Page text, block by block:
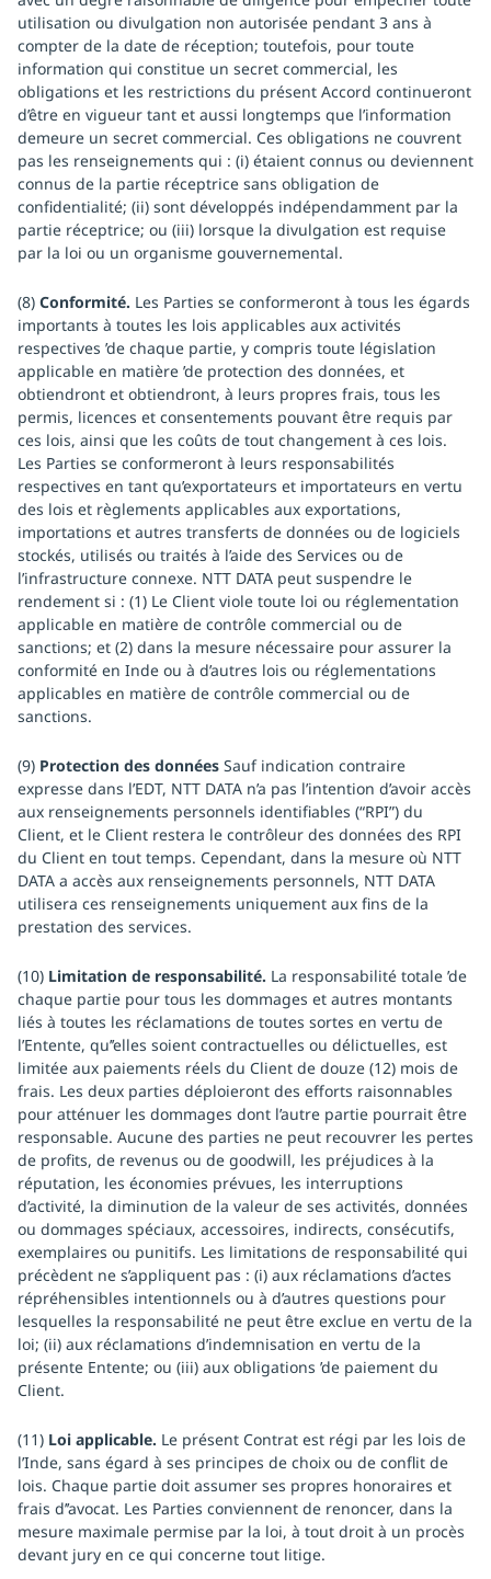
utilisation ou divulgation non autorisée pendant 3 ans à
compter de la date de réception; toutefois, pour toute
information qui constitue un secret commercial, les
obligations et les restrictions du présent Accord continueront
d’être en vigueur tant et aussi longtemps que l’information
demeure un secret commercial. Ces obligations ne couvrent
pas les renseignements qui : (i) étaient connus ou deviennent
connus de la partie réceptrice sans obligation de
confidentialité; (ii) sont développés indépendamment par la
partie réceptrice; ou (iii) lorsque la divulgation est requise
par la loi ou un organisme gouvernemental.
(8) Conformité. Les Parties se conformeront à tous les égards
importants à toutes les lois applicables aux activités
respectives ’de chaque partie, y compris toute législation
applicable en matière ’de protection des données, et
obtiendront et obtiendront, à leurs propres frais, tous les
permis, licences et consentements pouvant être requis par
ces lois, ainsi que les coûts de tout changement à ces lois.
Les Parties se conformeront à leurs responsabilités
respectives en tant qu’exportateurs et importateurs en vertu
des lois et règlements applicables aux exportations,
importations et autres transferts de données ou de logiciels
stockés, utilisés ou traités à l’aide des Services ou de
l’infrastructure connexe. NTT DATA peut suspendre le
rendement si : (1) Le Client viole toute loi ou réglementation
applicable en matière de contrôle commercial ou de
sanctions; et (2) dans la mesure nécessaire pour assurer la
conformité en Inde ou à d’autres lois ou réglementations
applicables en matière de contrôle commercial ou de
sanctions.
(9) Protection des données Sauf indication contraire
expresse dans l’EDT, NTT DATA n’a pas l’intention d’avoir accès
aux renseignements personnels identifiables (“RPI”) du
Client, et le Client restera le contrôleur des données des RPI
du Client en tout temps. Cependant, dans la mesure où NTT
DATA a accès aux renseignements personnels, NTT DATA
utilisera ces renseignements uniquement aux fins de la
prestation des services.
(10) Limitation de responsabilité. La responsabilité totale ’de
chaque partie pour tous les dommages et autres montants
liés à toutes les réclamations de toutes sortes en vertu de
l’Entente, qu’’elles soient contractuelles ou délictuelles, est
limitée aux paiements réels du Client de douze (12) mois de
frais. Les deux parties déploieront des efforts raisonnables
pour atténuer les dommages dont l’autre partie pourrait être
responsable. Aucune des parties ne peut recouvrer les pertes
de profits, de revenus ou de goodwill, les préjudices à la
réputation, les économies prévues, les interruptions
d’activité, la diminution de la valeur de ses activités, données
ou dommages spéciaux, accessoires, indirects, consécutifs,
exemplaires ou punitifs. Les limitations de responsabilité qui
précèdent ne s’appliquent pas : (i) aux réclamations d’actes
répréhensibles intentionnels ou à d’autres questions pour
lesquelles la responsabilité ne peut être exclue en vertu de la
loi; (ii) aux réclamations d’indemnisation en vertu de la
présente Entente; ou (iii) aux obligations ’de paiement du
Client.
(11) Loi applicable. Le présent Contrat est régi par les lois de
l’Inde, sans égard à ses principes de choix ou de conflit de
lois. Chaque partie doit assumer ses propres honoraires et
frais d’’avocat. Les Parties conviennent de renoncer, dans la
mesure maximale permise par la loi, à tout droit à un procès
devant jury en ce qui concerne tout litige.